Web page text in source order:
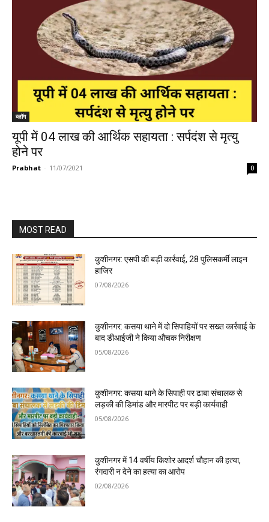
ब्लॉग
यूपी में 04 लाख की आर्थिक सहायता : सर्पदंश से मृत्यु
होने पर
Prabhat - 11/07/2021 0
MOST READ
कुशीनगर: एसपी की बड़ी कार्रवाई, 28 पुलिसकर्मी लाइन
हाजिर
07/08/2026
कुशीनगर: कसया थाने में दो सिपाहियों पर सख्त कार्रवाई के
बाद डीआईजी ने किया औचक निरीक्षण
05/08/2026
कुशीनगर: कसया थाने के सिपाही पर ढाबा संचालक से
लड़की की डिमांड और मारपीट पर बड़ी कार्यवाही
05/08/2026
कुशीनगर में 14 वर्षीय किशोर आदर्श चौहान की हत्या,
रंगदारी न देने का हत्या का आरोप
02/08/2026